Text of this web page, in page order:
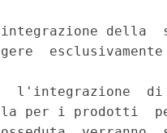
della
l'integrazione  di
per i prodotti